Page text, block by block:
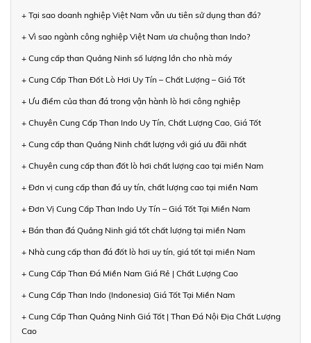
+ Tại sao doanh nghiệp Việt Nam vẫn ưu tiên sử dụng than đá?
+ Vì sao ngành công nghiệp Việt Nam ưa chuộng than Indo?
+ Cung cấp than Quảng Ninh số lượng lớn cho nhà máy
+ Cung Cấp Than Đốt Lò Hơi Uy Tín – Chất Lượng – Giá Tốt
+ Ưu điểm của than đá trong vận hành lò hơi công nghiệp
+ Chuyên Cung Cấp Than Indo Uy Tín, Chất Lượng Cao, Giá Tốt
+ Cung cấp than Quảng Ninh chất lượng với giá ưu đãi nhất
+ Chuyên cung cấp than đốt lò hơi chất lượng cao tại miền Nam
+ Đơn vị cung cấp than đá uy tín, chất lượng cao tại miền Nam
+ Đơn Vị Cung Cấp Than Indo Uy Tín – Giá Tốt Tại Miền Nam
+ Bán than đá Quảng Ninh giá tốt chất lượng tại miền Nam
+ Nhà cung cấp than đá đốt lò hơi uy tín, giá tốt tại miền Nam
+ Cung Cấp Than Đá Miền Nam Giá Rẻ | Chất Lượng Cao
+ Cung Cấp Than Indo (Indonesia) Giá Tốt Tại Miền Nam
+ Cung Cấp Than Quảng Ninh Giá Tốt | Than Đá Nội Địa Chất Lượng
Cao